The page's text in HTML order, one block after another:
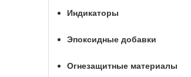
Индикаторы
Эпоксидные добавки
Огнезащитные материалы